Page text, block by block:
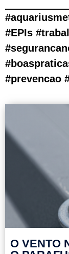
#EPIs
#prevencao
O VENTO